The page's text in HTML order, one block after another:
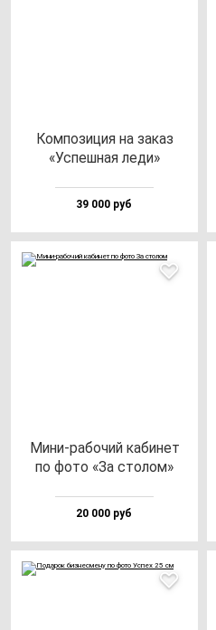
Ком­по­зи­ция на за­каз
«Успеш­ная ле­ди»
39 000 руб
Мини-ра­бо­чий ка­би­нет
по фо­то «За сто­лом»
20 000 руб